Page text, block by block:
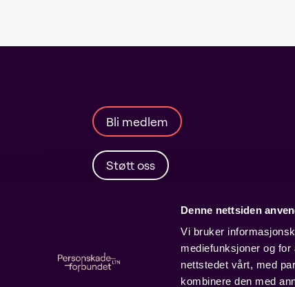
Denne nettsiden
Vi bruker
mediefunksjoner og
nettstedet vårt, med
kombinere den med
Bli medlem
Støtt oss